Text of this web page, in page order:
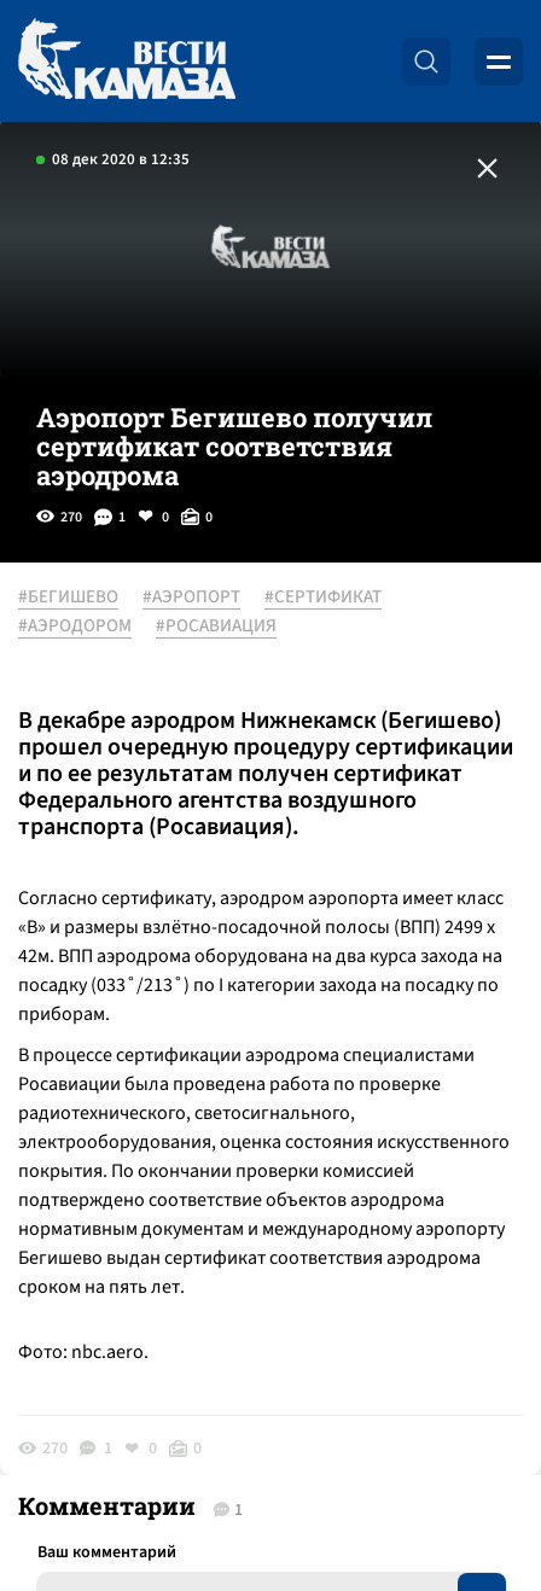
08 дек 2020 в 12:35
Аэропорт Бегишево получил
сертификат соответствия
аэродрома
270 1 0 0
#БЕГИШЕВО #АЭРОПОРТ
#СЕРТИФИКАТ
#АЭРОДОРОМ
#РОСАВИАЦИЯ
В декабре аэродром Нижнекамск (Бегишево)
прошел очередную процедуру сертификации
и по ее результатам получен сертификат
Федерального агентства воздушного
транспорта (Росавиация).
Согласно сертификату, аэродром аэропорта имеет класс
«В» и размеры взлётно-посадочной полосы (ВПП) 2499 х
42м. ВПП аэродрома оборудована на два курса захода на
посадку (033˚/213˚) по I категории захода на посадку по
приборам.
В процессе сертификации аэродрома специалистами
Росавиации была проведена работа по проверке
радиотехнического, светосигнального,
электрооборудования, оценка состояния искусственного
покрытия. По окончании проверки комиссией
подтверждено соответствие объектов аэродрома
нормативным документам и международному аэропорту
Бегишево выдан сертификат соответствия аэродрома
сроком на пять лет.
Фото: nbc.aero.
270 1 0 0
Комментарии 1